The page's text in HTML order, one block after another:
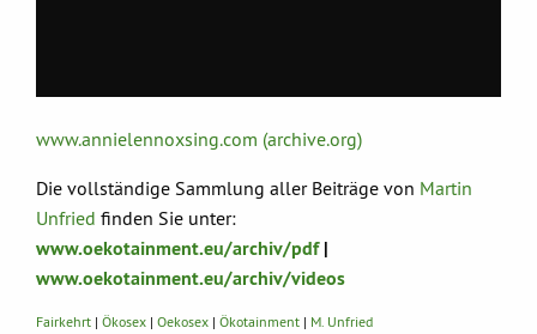
www.annielennoxsing.com (archive.org)
Die vollständige Sammlung aller Beiträge von Martin
Unfried finden Sie unter:
www.oekotainment.eu/archiv/pdf|
www.oekotainment.eu/archiv/videos
Fairkehrt | Ökosex | Oekosex | Ökotainment | M. Unfried